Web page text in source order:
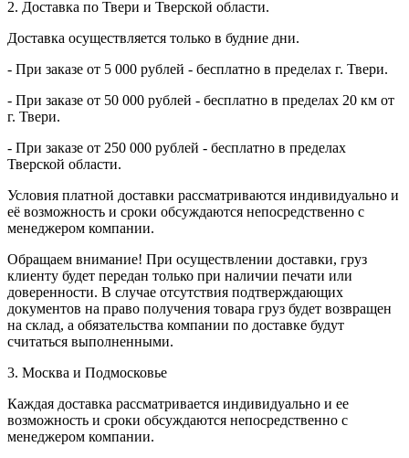
2. Доставка по Твери и Тверской области.
Доставка осуществляется только в будние дни.
- При заказе от 5 000 рублей - бесплатно в пределах г. Твери.
- При заказе от 50 000 рублей - бесплатно в пределах 20 км от
г. Твери.
- При заказе от 250 000 рублей - бесплатно в пределах
Тверской области.
Условия платной доставки рассматриваются индивидуально и
её возможность и сроки обсуждаются непосредственно с
менеджером компании.
Обращаем внимание! При осуществлении доставки, груз
клиенту будет передан только при наличии печати или
доверенности. В случае отсутствия подтверждающих
документов на право получения товара груз будет возвращен
на склад, а обязательства компании по доставке будут
считаться выполненными.
3. Москва и Подмосковье
Каждая доставка рассматривается индивидуально и ее
возможность и сроки обсуждаются непосредственно с
менеджером компании.